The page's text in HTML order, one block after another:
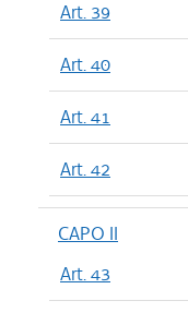
Art. 39
Art. 40
Art. 41
Art. 42
CAPO II
Art. 43